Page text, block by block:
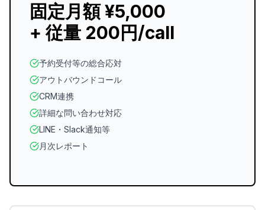
固定月額 ¥5,000
+ 従量 200円/call
予約受付等の総合応対
アウトバウンドコール
CRM連携
詳細な問い合わせ対応
LINE・Slack通知等
月次レポート